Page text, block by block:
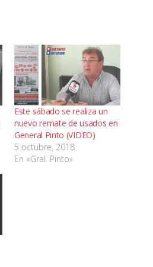
Este sábado se realiza un
nuevo remate de usados en
General Pinto (VIDEO)
5 octubre, 2018
En «Gral. Pinto»